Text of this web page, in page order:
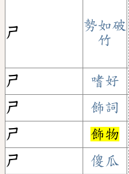
ㄕ
勢如破
竹
ㄕ
嗜好
ㄕ
飾詞
ㄕ
飾物
ㄕ
傻瓜